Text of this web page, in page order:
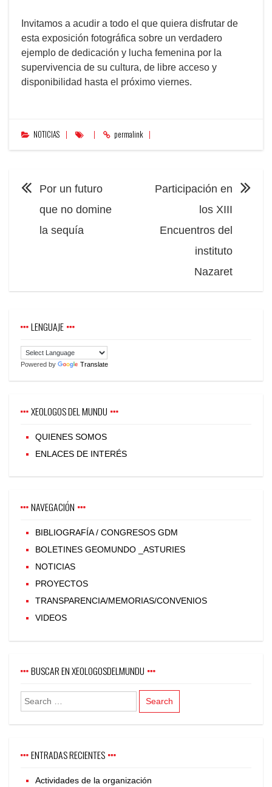
Invitamos a acudir a todo el que quiera disfrutar de
esta exposición fotográfica sobre un verdadero
ejemplo de dedicación y lucha femenina por la
supervivencia de su cultura, de libre acceso y
disponibilidad hasta el próximo viernes.
NOTICIAS permalink
Por un futuro
que no domine
la sequía
Participación en
los XIII
Encuentros del
instituto
Nazaret
LENGUAJE
Powered by Translate
XEOLOGOS DEL MUNDU
QUIENES SOMOS
ENLACES DE INTERÉS
NAVEGACIÓN
BIBLIOGRAFÍA / CONGRESOS GDM
BOLETINES GEOMUNDO _ASTURIES
NOTICIAS
PROYECTOS
TRANSPARENCIA/MEMORIAS/CONVENIOS
VIDEOS
BUSCAR EN XEOLOGOSDELMUNDU
ENTRADAS RECIENTES
Actividades de la organización